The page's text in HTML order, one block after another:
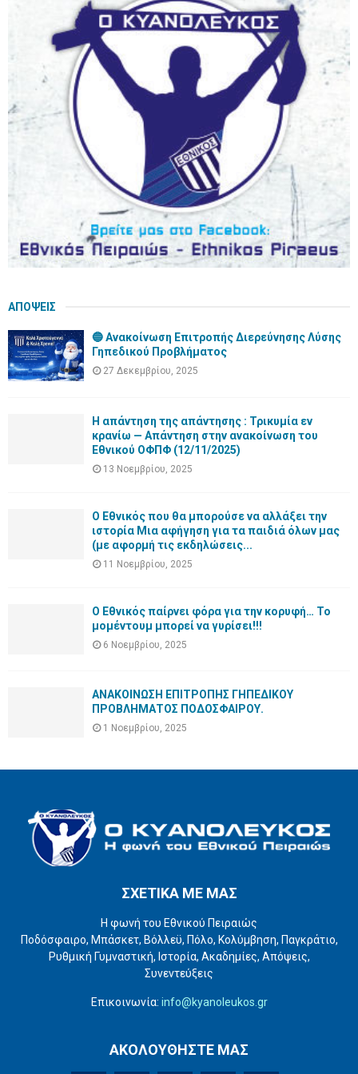
r
R
H
ΑΠΟΨΕΙΣ
🔵 Ανακοίνωση Επιτροπής Διερεύνησης Λύσης
Γηπεδικού Προβλήματος
27 Δεκεμβρίου, 2025
Η απάντηση της απάντησης : Τρικυμία εν
κρανίω — Απάντηση στην ανακοίνωση του
Εθνικού ΟΦΠΦ (12/11/2025)
13 Νοεμβρίου, 2025
Ο Εθνικός που θα μπορούσε να αλλάξει την
ιστορία Μια αφήγηση για τα παιδιά όλων μας
(με αφορμή τις εκδηλώσεις...
11 Νοεμβρίου, 2025
Ο Εθνικός παίρνει φόρα για την κορυφή… Το
μομέντουμ μπορεί να γυρίσει!!!
6 Νοεμβρίου, 2025
ΑΝΑΚΟΙΝΩΣΗ ΕΠΙΤΡΟΠΗΣ ΓΗΠΕΔΙΚΟΥ
ΠΡΟΒΛΗΜΑΤΟΣ ΠΟΔΟΣΦΑΙΡΟΥ.
1 Νοεμβρίου, 2025
ΣΧΕΤΙΚΑ ΜΕ ΜΑΣ
Η φωνή του Εθνικού Πειραιώς
Ποδόσφαιρο, Μπάσκετ, Βόλλεϋ, Πόλο, Κολύμβηση, Παγκράτιο,
Ρυθμική Γυμναστική, Ιστορία, Ακαδημίες, Απόψεις,
Συνεντεύξεις
Επικοινωνία: info@kyanoleukos.gr
ΑΚΟΛΟΥΘΗΣΤΕ ΜΑΣ